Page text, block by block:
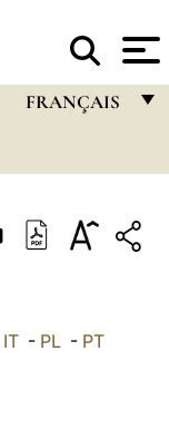
FRANÇAIS
ITALIANO
IT- PL- PT